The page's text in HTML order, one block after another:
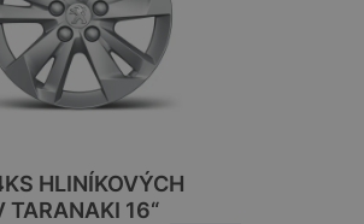
HLINÍKOVÝCH
TARANAKI 16“